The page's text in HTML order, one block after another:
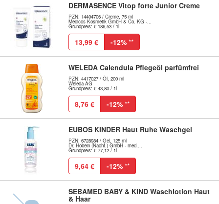
DERMASENCE Vitop forte Junior Creme
PZN: 14404706 / Creme, 75 ml
Medicos Kosmetik GmbH & Co. KG -...
Grundpreis: € 186,53 / 1l
13,99 € -12% **
WELEDA Calendula Pflegeöl parfümfrei
PZN: 4417027 / Öl, 200 ml
Weleda AG
Grundpreis: € 43,80 / 1l
8,76 € -12% **
EUBOS KINDER Haut Ruhe Waschgel
PZN: 6728984 / Gel, 125 ml
Dr. Hobein (Nachf.) GmbH - med....
Grundpreis: € 77,12 / 1l
9,64 € -12% **
SEBAMED BABY & KIND Waschlotion Haut
& Haar